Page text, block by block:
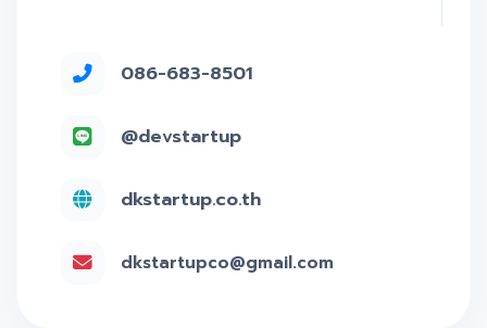
086-683-8501
@devstartup
dkstartup.co.th
dkstartupco@gmail.com